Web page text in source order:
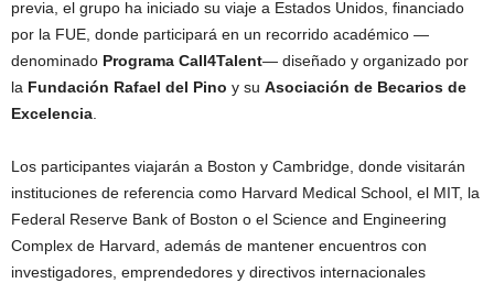
previa, el grupo ha iniciado su viaje a Estados Unidos, financiado
por la FUE, donde participará en un recorrido académico —
denominado Programa Call4Talent— diseñado y organizado por
la Fundación Rafael del Pino y su Asociación de Becarios de
Excelencia
Los participantes viajarán a Boston y Cambridge, donde visitarán
instituciones de referencia como Harvard Medical School, el MIT, la
Federal Reserve Bank of Boston o el Science and Engineering
Complex de Harvard, además de mantener encuentros con
investigadores, emprendedores y directivos internacionales